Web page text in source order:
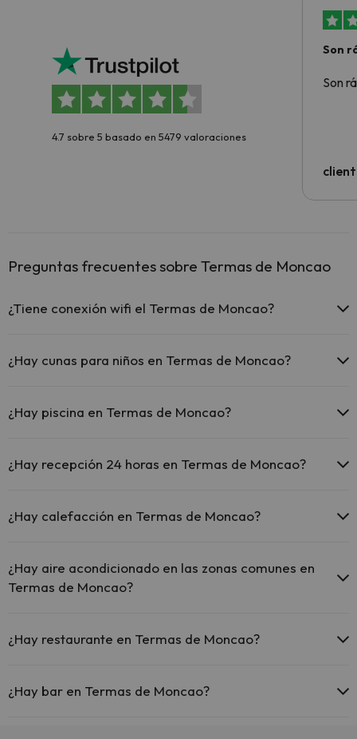
4.7 sobre 5 basado en 5479 valoraciones
Son
Son
Preguntas frecuentes sobre Termas de Moncao
¿Tiene conexión wifi el Termas de Moncao?
comunes.
¿Hay cunas para niños en Termas de Moncao?
antes de iniciar tu viaje).
¿Hay piscina en Termas de Moncao?
pago) Aquí tienes más info sobre la piscina y otras instalaciones.
¿Hay recepción 24 horas en Termas de Moncao?
¿Hay calefacción en Termas de Moncao?
¿Hay aire acondicionado en las zonas comunes en
Termas de Moncao?
comunes.
¿Hay restaurante en Termas de Moncao?
¿Hay bar en Termas de Moncao?